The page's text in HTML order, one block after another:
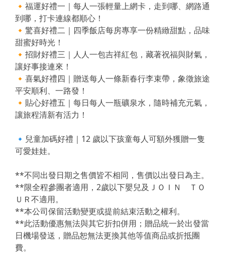
🔸福運好禮一｜每人一張輕量上網卡，走到哪、網路通
到哪，打卡連線都順心！
🔸驚喜好禮二｜四季飯店每房專享一份精緻甜點，品味
甜蜜好時光！
🔸招財好禮三｜人人一包吉祥紅包，藏著祝福與財氣，
讓好事接連來！
🔸喜氣好禮四｜贈送每人一條新春行李束帶，象徵旅途
平安順利、一路發！
🔸貼心好禮五｜每日每人一瓶礦泉水，隨時補充元氣，
讓旅程清新有活力！
🔹兒童加碼好禮｜12 歲以下孩童每人可額外獲贈一隻
可愛娃娃。
**不同出發日期之售價皆不相同，售價以出發日為主。
**限全程參團者適用，2歲以下嬰兒及ＪＯＩＮ ＴＯ
ＵＲ不適用。
**本公司保留活動變更或提前結束活動之權利。
**此活動優惠無法與其它折扣併用；贈品統一於出發當
日機場發送，贈品恕無法更換其他等值商品或折抵團
費。